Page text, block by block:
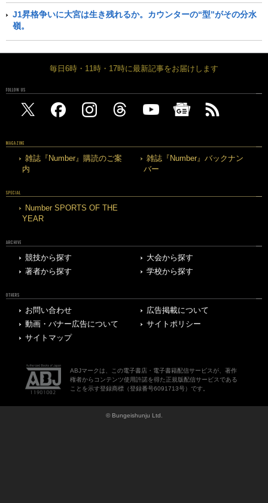
J1昇格争いに大宮は生き残れるか。カウンターの“型”がその分水
嶺。
毎日6時・11時・17時に最新記事をお届けします
FOLLOW US
MAGAZINE
雑誌『Number』購読のご案
内
雑誌『Number』バックナン
バー
SPECIAL
Number SPORTS OF THE
YEAR
ARCHIVE
競技から探す
大会から探す
著者から探す
学校から探す
OTHERS
お問い合わせ
広告掲載について
動画・バナー広告について
サイトポリシー
サイトマップ
ABJマークは、この電子書店・電子書籍配信サービスが、著作
権者からコンテンツ使用許諾を得た正規版配信サービスである
ことを示す登録商標（登録番号6091713号）です。
© Bungeishunju Ltd.